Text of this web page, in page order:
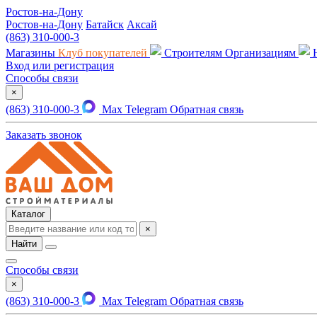
Ростов-на-Дону
Ростов-на-Дону Батайск Аксай
(863) 310-000-3
Магазины Клуб покупателей Строителям Организациям
Вход или регистрация
Способы связи
×
(863) 310-000-3 Max Telegram Обратная связь
Заказать звонок
Каталог
×
Найти
Способы связи
×
(863) 310-000-3 Max Telegram Обратная связь